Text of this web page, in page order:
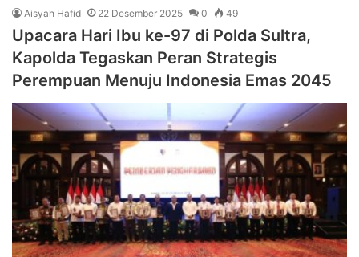
Aisyah Hafid 22 Desember 2025 0 49
Upacara Hari Ibu ke-97 di Polda Sultra,
Kapolda Tegaskan Peran Strategis
Perempuan Menuju Indonesia Emas 2045